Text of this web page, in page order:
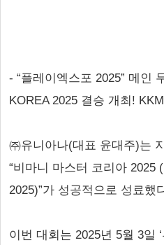
- “플레이엑스포 2025” 메인
KOREA 2025 결승 개최!
㈜유니아나(대표 윤대주)는
“비마니 마스터 코리아 2025
2025)”가 성공적으로 성료했
이번 대회는 2025년 5월 3일